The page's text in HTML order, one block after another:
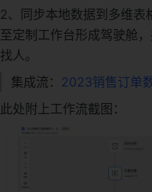
2、同步本地数据到多维表
至定制工作台形成驾驶舱
找人。
集成流： 2023销售订单
此处附上工作流截图：